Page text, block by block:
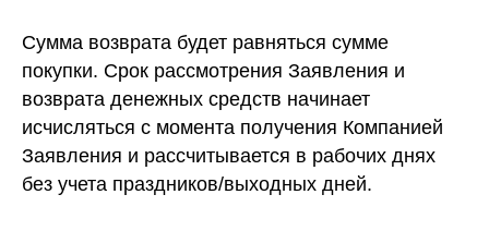
Сумма возврата будет равняться сумме
покупки. Срок рассмотрения Заявления и
возврата денежных средств начинает
исчисляться с момента получения Компанией
Заявления и рассчитывается в рабочих днях
без учета праздников/выходных дней.